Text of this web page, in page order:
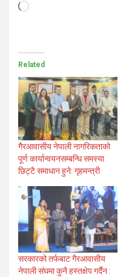
Loading…
Related
गैरआवासीय नेपाली नागरिकताको
पूर्ण कार्यान्वयनसम्बन्धि समस्या
छिट्टै समाधान हुने: गृहमन्त्री
सरकारको तर्फबाट गैरआवासीय
नेपाली संघमा कुनै हस्तक्षेप गर्दैन :